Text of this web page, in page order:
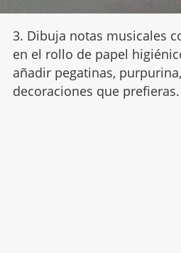
3. Dibuja notas musicales
en el rollo de papel
añadir pegatinas,
decoraciones que prefieras.